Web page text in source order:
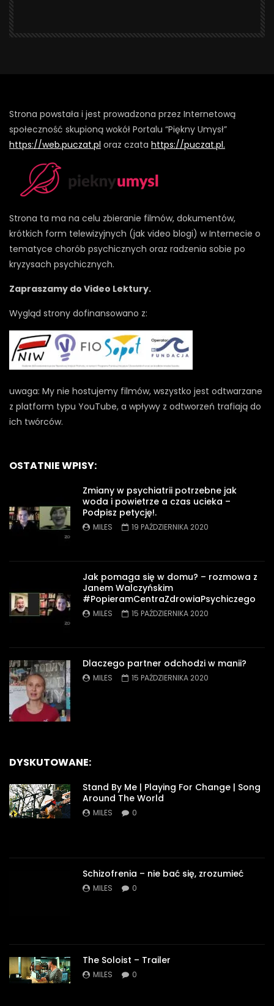
Strona powstała i jest prowadzona przez Internetową
społeczność skupioną wokół Portalu “Piękny Umysł”
https://web.puczat.pl oraz czata https://puczat.pl.
Strona ta ma na celu zbieranie filmów, dokumentów,
krótkich form telewizyjnych (jak video blogi) w Internecie o
tematyce chorób psychicznych oraz radzenia sobie po
kryzysach psychicznych.
Zapraszamy do Video Lektury.
Wygląd strony dofinansowano z:
uwaga: My nie hostujemy filmów, wszystko jest odtwarzane
z platform typu YouTube, a wpływy z odtworzeń trafiają do
ich twórców.
OSTATNIE WPISY:
Zmiany w psychiatrii potrzebne jak
woda i powietrze a czas ucieka –
Podpisz petycję!.
MILES 19 PAŹDZIERNIKA 2020
Jak pomaga się w domu? – rozmowa z
Janem Walczyńskim
#PopieramCentraZdrowiaPsychiczego
MILES 15 PAŹDZIERNIKA 2020
Dlaczego partner odchodzi w manii?
MILES 15 PAŹDZIERNIKA 2020
DYSKUTOWANE:
Stand By Me | Playing For Change | Song
Around The World
MILES 0
Schizofrenia – nie bać się, zrozumieć
MILES 0
The Soloist – Trailer
MILES 0